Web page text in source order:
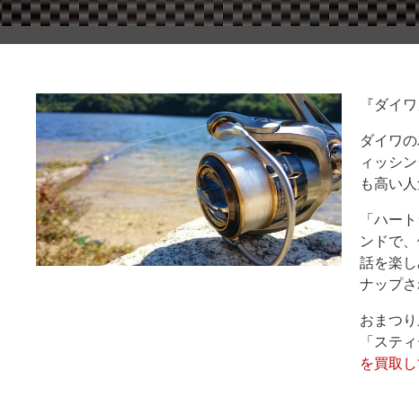
『ダイ
ダイワ
ィッシ
も高い
「ハー
ンドで
話を楽
ナップさ
おまつ
「ステ
を買取し